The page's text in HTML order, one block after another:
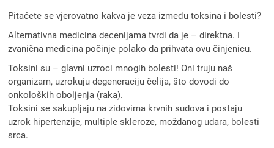
Pitaćete se vjerovatno kakva je veza između toksina i bolesti?
Alternativna medicina decenijama tvrdi da je – direktna. I
zvanična medicina počinje polako da prihvata ovu činjenicu.
Toksini su – glavni uzroci mnogih bolesti! Oni truju naš
organizam, uzrokuju degeneraciju čelija, što dovodi do
onkoloških oboljenja (raka).
Toksini se sakupljaju na zidovima krvnih sudova i postaju
uzrok hipertenzije, multiple skleroze, moždanog udara, bolesti
srca.